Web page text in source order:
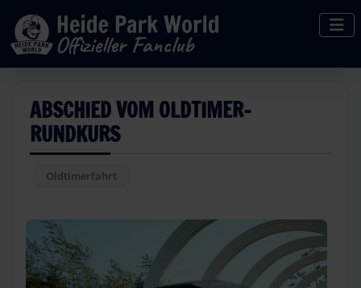
ABSCHIED VOM OLDTIMER-
RUNDKURS
Oldtimerfahrt